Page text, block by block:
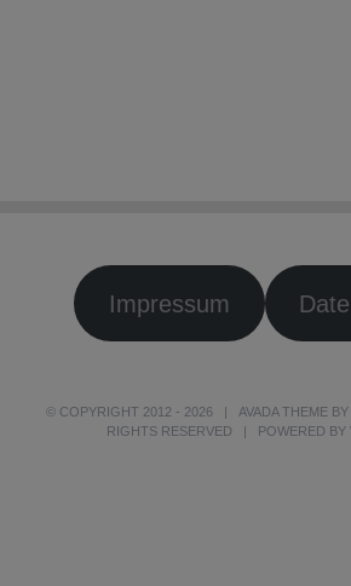
Impressum
© COPYRIGHT 2012 - 2026 | AVADA THEME BY
RIGHTS RESERVED | POWERED BY